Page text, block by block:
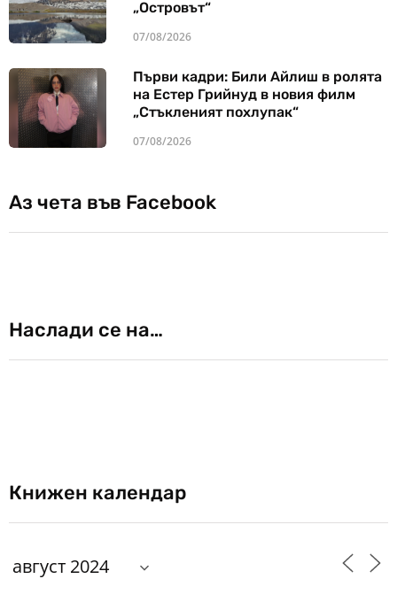
„Островът“
07/08/2026
Първи кадри: Били Айлиш в ролята
на Естер Грийнуд в новия филм
„Стъкленият похлупак“
07/08/2026
Аз чета във Facebook
Наслади се на…
Книжен календар